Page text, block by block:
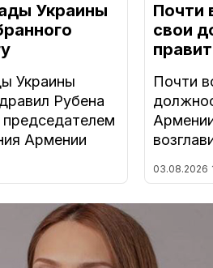
Украины
Украины
Рубена
Армении
Почти
свои
Почти
03.08.2026